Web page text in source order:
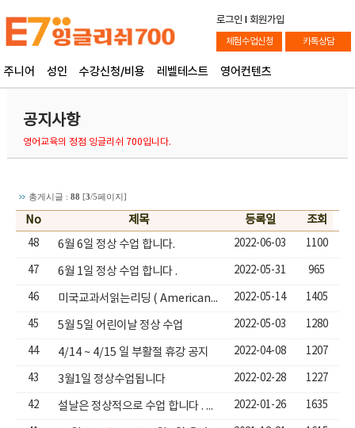
로그인 l 회원가입
체험수업신청 카톡상담
주니어 성인 수강신청/비용 레벨테스트 영어컨텐츠
공지사항
영어교육의 정점 잉글리쉬 700입니다.
총게시글 : 88 [3/5페이지]
No 제목 등록일 조회
48 6월 6일 정상 수업 합니다. 2022-06-03 1100
47 6월 1일 정상 수업 합니다 . 2022-05-31 965
46 미국교과서읽는리딩 ( American School Textbook ) 교재구매링크 2022-05-14 1405
45 5월 5일 어린이날 정상 수업 2022-05-03 1280
44 4/14 ~ 4/15 일 부활절 휴강 공지 2022-04-08 1207
43 3월1일 정상수업됩니다 2022-02-28 1227
42 설날은 정상적으로 수업 합니다 . 못하시는 분은 마이페이지에서 연기신청... 2022-01-26 1635